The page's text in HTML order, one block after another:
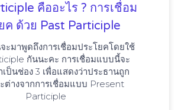
คืออะไร ? การเชื่อม
ค ด้วย Past Participle
ะมาพูดถึงการเชื่อมประโยคโดยใช้
กันนะคะ การเชื่อมแบบนี้จะ
ป็นช่อง 3 เพื่อแสดงว่าประธานถูก
ต่างจากการเชื่อมแบบ Present
Participle